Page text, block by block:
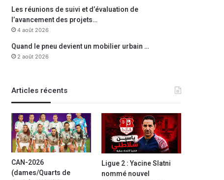
Les réunions de suivi et d’évaluation de
l’avancement des projets…
4 août 2026
Quand le pneu devient un mobilier urbain …
2 août 2026
Articles récents
CAN-2026
(dames/Quarts de
Ligue 2 : Yacine Slatni
nommé nouvel